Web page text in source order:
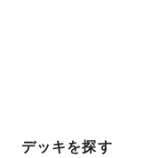
デッキを探す